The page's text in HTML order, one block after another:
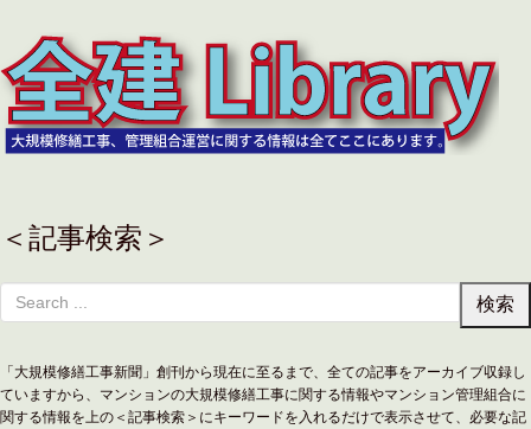
＜記事検索＞
「大規模修繕工事新聞」創刊から現在に至るまで、全ての記事をアーカイブ収録し
ていますから、マンションの大規模修繕工事に関する情報やマンション管理組合に
関する情報を上の＜記事検索＞にキーワードを入れるだけで表示させて、必要な記